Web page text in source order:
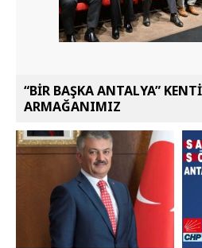
“BİR BAŞKA ANTALYA”
ARMAĞANIMIZ